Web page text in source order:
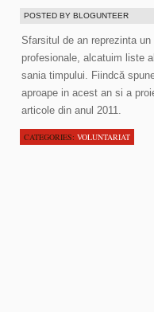
POSTED BY BLOGUNTEER
Sfarsitul de an reprezinta
profesionale, alcatuim liste
sania timpului. Fiindcă
aproape in acest an si a
articole din anul 2011.
CATEGORIES: VOLUNTARIAT